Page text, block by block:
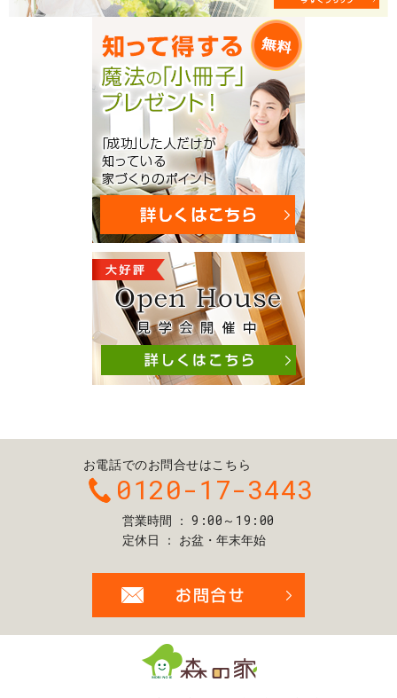
お電話でのお問合せはこちら
0120-17-3443
営業時間 9:00～19:00
定休日 お盆・年末年始